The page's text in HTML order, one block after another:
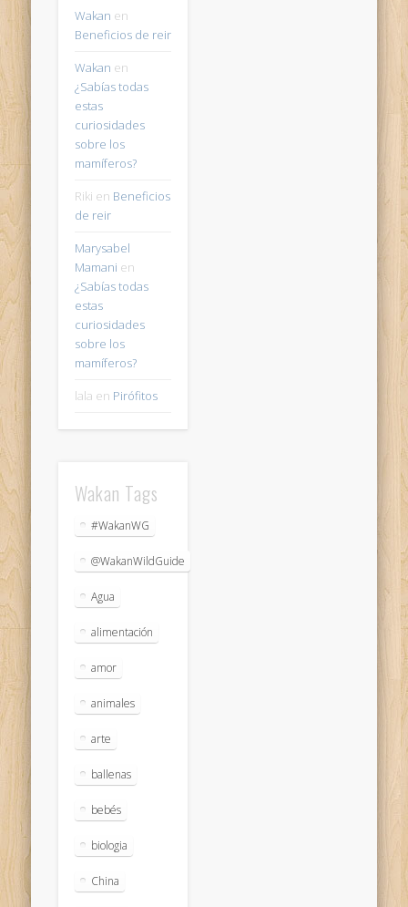
Wakan en
Beneficios de reir
Wakan en
¿Sabías todas
estas
curiosidades
sobre los
mamíferos?
Riki en Beneficios
de reir
Marysabel
Mamani en
¿Sabías todas
estas
curiosidades
sobre los
mamíferos?
lala en Pirófitos
Wakan Tags
#WakanWG
@WakanWildGuide
Agua
alimentación
amor
animales
arte
ballenas
bebés
biologia
China